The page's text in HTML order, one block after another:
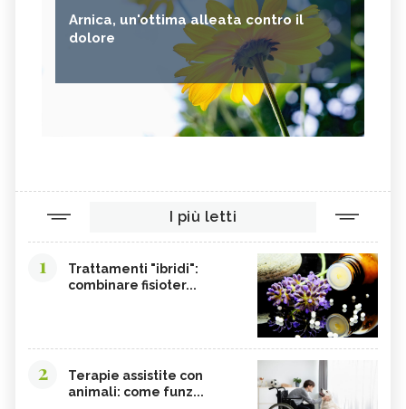
Arnica, un'ottima alleata contro il
dolore
I più letti
1
Trattamenti "ibridi":
combinare fisioter...
2
Terapie assistite con
animali: come funz...